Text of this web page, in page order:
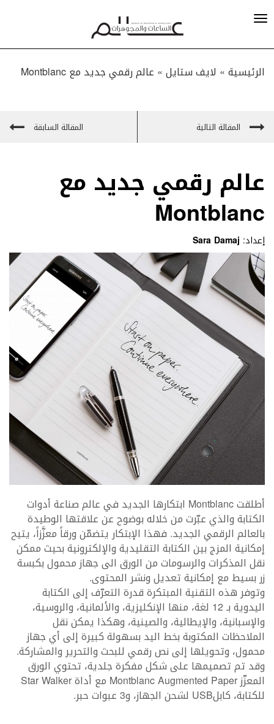
الرئيسية » لايف ستايل» عالم رقمي جديد مع Montblanc
المقالة التالية المقالة السابقة
عالم رقمي جديد مع
Montblanc
إعداد: Sara Damaj
أطلقت Montblanc ابتكارها الجديد في عالم صناعة أدوات
الكتابة والذي عبّرت من خلاله بوضوح عن علاقتها الوطيدة
بالعالم الرقمي الجديد. فهذا الإبتكار يتضمّن ورقاً معزَّزاً، يتيح
إمكانية المزج بين الكتابة التقليدية والإلكترونية بحيث ممكن
نقل المذكرات والرسومات من الورق الى جهاز محمول بكبسة
زر بسيط مع إمكانية تعديل ونشر المحتوى.
وتوفر هذه التقنية المبتكرة قدرة التعرّف إلى الكتابة
اليدوية بـ 12 لغة، منها الإنكليزية، والألمانية، والروسية،
والإسبانية، والإيطالية، والصينية، وهكذا يمكن نقل
الملاحظات المكتوبة بخط اليد بسهولة كبيرة إلى أي جهاز
محمول، وتحويلها إلى نص رقمي للبحث والتحرير والمشاركة.
وقد تم تصميمها على شكل مفكرة جلدية، تحتوي الورق
المعزّز Montblanc Augmented Paper مع أداة Star Walker
للكتابة، كابلUSB لشحن الجهاز، و3 عبوات حبر.